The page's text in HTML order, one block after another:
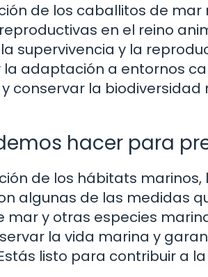
de los caballitos de
en el reino
supervivencia y la
la adaptación a entornos
conservar la
hacer para
de los hábitats
algunas de las medidas
mar y otras especies
la vida marina y
listo para contribuir a